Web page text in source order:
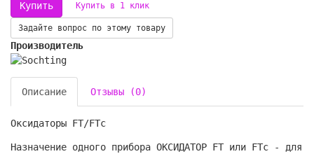
Купить в 1 клик
Задайте вопрос по этому товару
Производитель
Описание Отзывы (0)
Оксидаторы FT/FTc
Назначение одного прибора ОКСИДАТОР FT или FTc - для